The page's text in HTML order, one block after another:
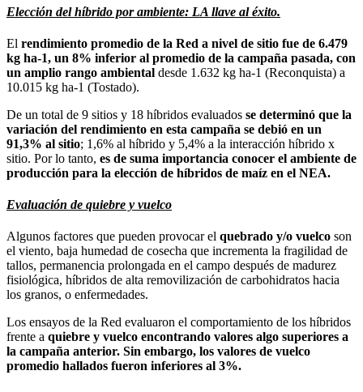
Elección del híbrido por ambiente: LA llave al éxito.
El rendimiento promedio de la Red a nivel de sitio fue de 6.479
kg ha-1, un 8% inferior al promedio de la campaña pasada, con
un amplio rango ambiental desde 1.632 kg ha-1 (Reconquista) a
10.015 kg ha-1 (Tostado).
De un total de 9 sitios y 18 híbridos evaluados se determinó que la
variación del rendimiento en esta campaña se debió en un
91,3% al sitio; 1,6% al híbrido y 5,4% a la interacción híbrido x
sitio. Por lo tanto, es de suma importancia conocer el ambiente de
producción para la elección de híbridos de maíz en el NEA.
Evaluación de quiebre y vuelco
Algunos factores que pueden provocar el quebrado y/o vuelco son
el viento, baja humedad de cosecha que incrementa la fragilidad de
tallos, permanencia prolongada en el campo después de madurez
fisiológica, híbridos de alta removilización de carbohidratos hacia
los granos, o enfermedades.
Los ensayos de la Red evaluaron el comportamiento de los híbridos
frente a quiebre y vuelco encontrando valores algo superiores a
la campaña anterior. Sin embargo, los valores de vuelco
promedio hallados fueron inferiores al 3%.